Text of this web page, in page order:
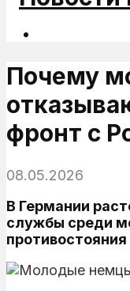
Почему
фронт с
08.05.2026
В Германии
службы среди
противостояния